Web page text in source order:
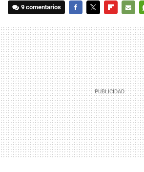
9 comentarios
MAIL